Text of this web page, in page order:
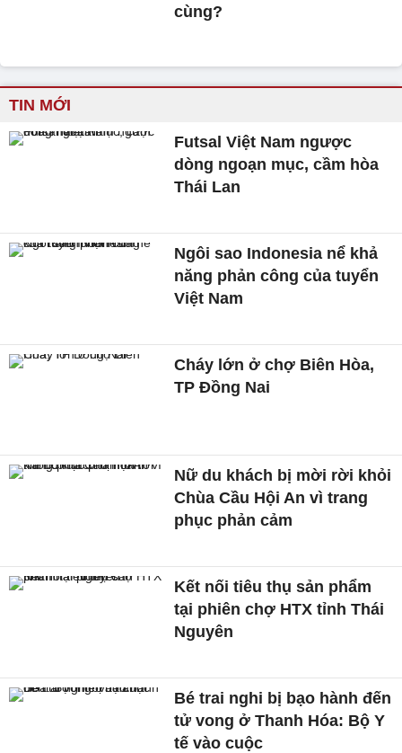
cùng?
TIN MỚI
Futsal Việt Nam ngược
dòng ngoạn mục, cầm hòa
Thái Lan
Ngôi sao Indonesia nể khả
năng phản công của tuyển
Việt Nam
Cháy lớn ở chợ Biên Hòa,
TP Đồng Nai
Nữ du khách bị mời rời khỏi
Chùa Cầu Hội An vì trang
phục phản cảm
Kết nối tiêu thụ sản phẩm
tại phiên chợ HTX tỉnh Thái
Nguyên
Bé trai nghi bị bạo hành đến
tử vong ở Thanh Hóa: Bộ Y
tế vào cuộc